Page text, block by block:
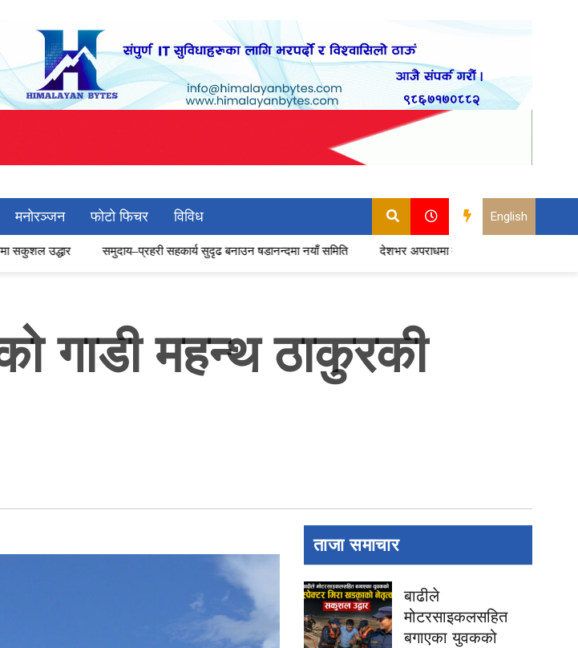
मनोरञ्जन फोटो फिचर विविध English
समुदाय–प्रहरी सहकार्य सुदृढ बनाउन षडानन्दमा नयाँ समिति देशभर अपराधमा वृद्धि: एकै वर्ष दर्ता भए ६१ हजारभन्दा बढी मुद्दा
गाडी महन्थ ठाकुरकी
ताजा समाचार
बाढीले
मोटरसाइकलसहित
बगाएका युवकको